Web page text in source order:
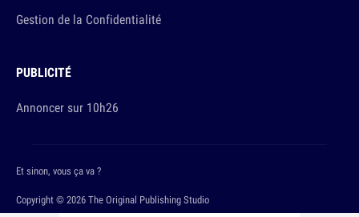
Gestion de la Confidentialité
PUBLICITÉ
Annoncer sur 10h26
Copyright © 2026 The Original Publishing Studio
Et sinon, vous ça va ?